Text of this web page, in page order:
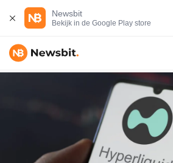
Newsbit
Bekijk in de Google Play store